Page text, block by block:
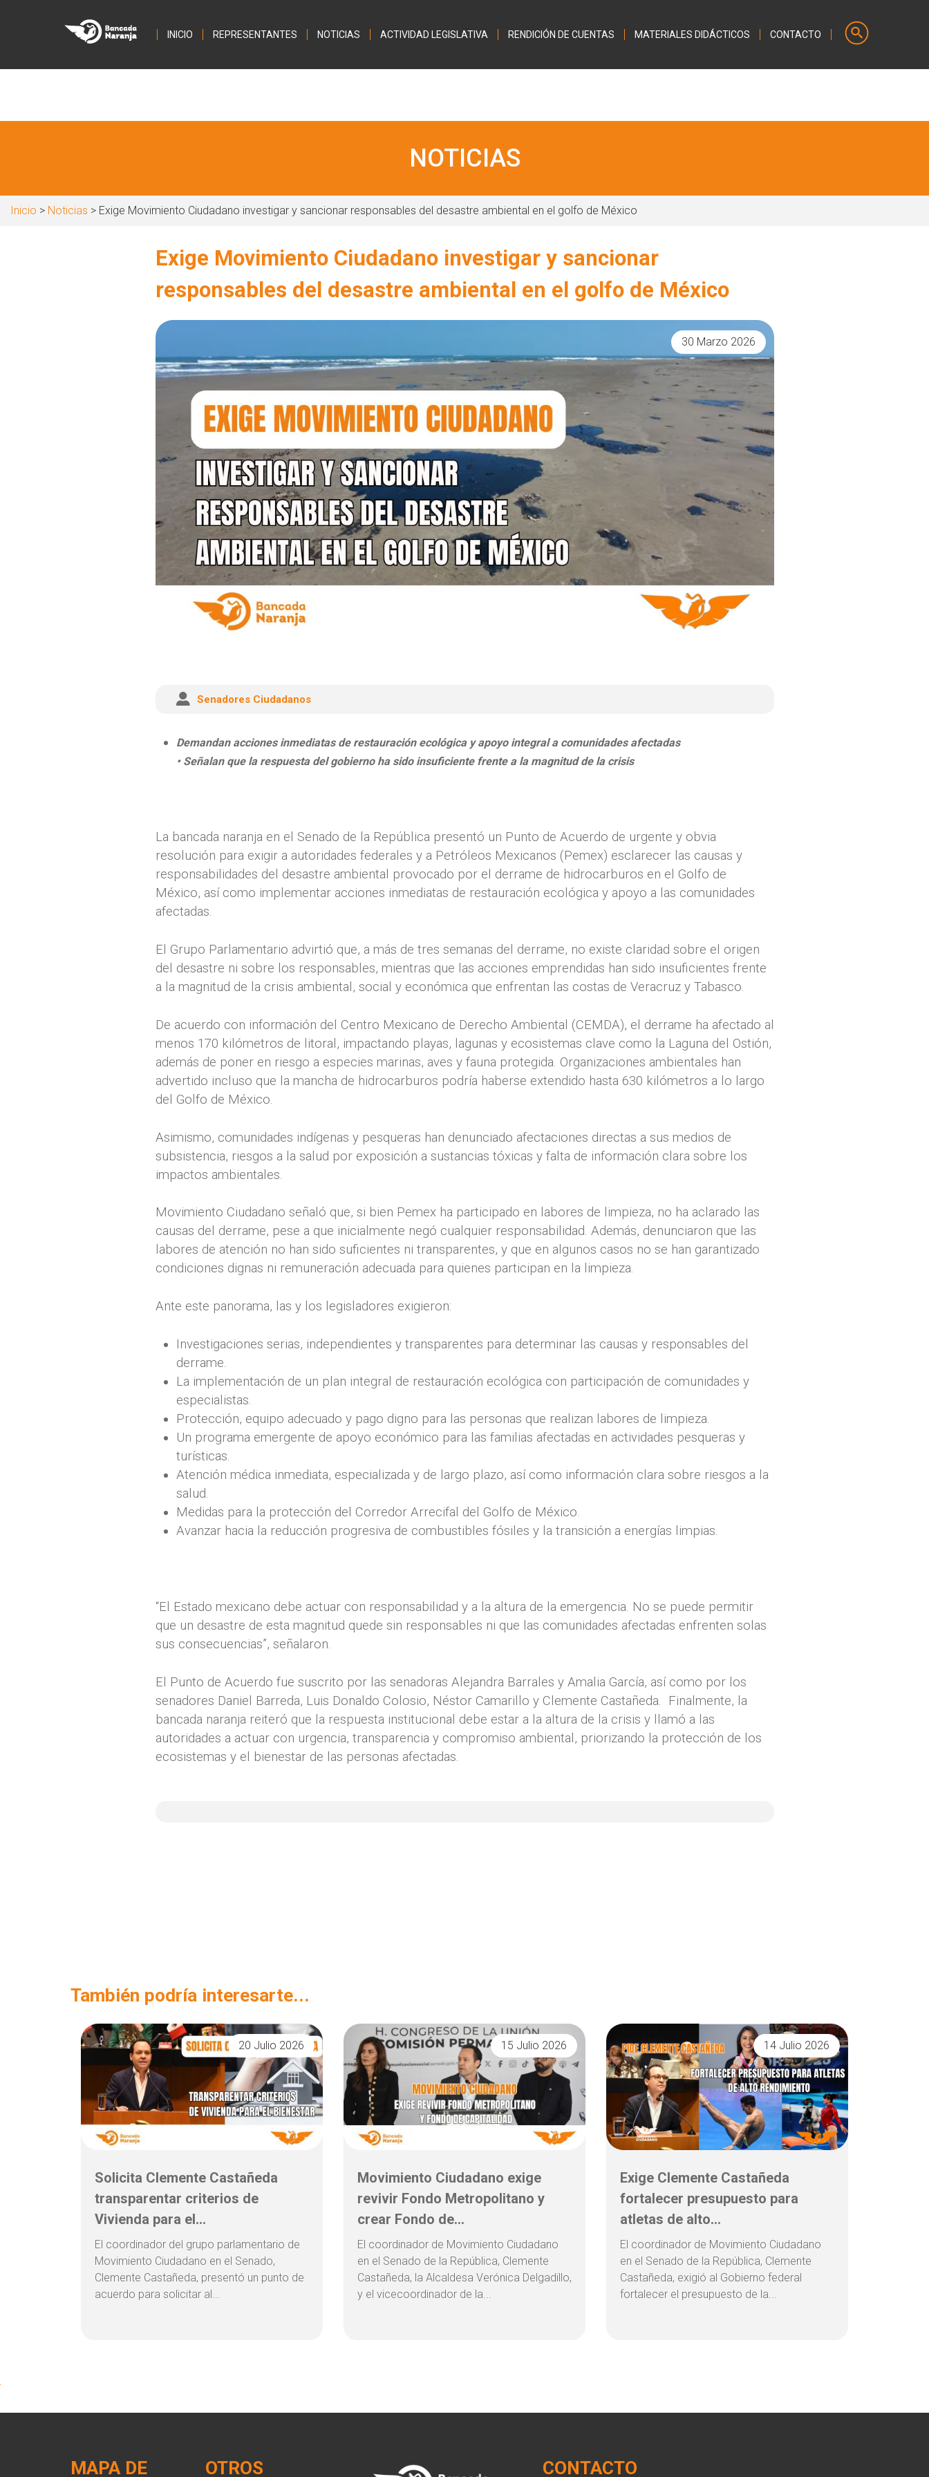
INICIO REPRESENTANTES NOTICIAS ACTIVIDAD LEGISLATIVA RENDICIÓN DE CUENTAS MATERIALES DIDÁCTICOS CONTACTO
NOTICIAS
Inicio > Noticias > Exige Movimiento Ciudadano investigar y sancionar responsables del desastre ambiental en el golfo de México
Exige Movimiento Ciudadano investigar y sancionar
responsables del desastre ambiental en el golfo de México
30 Marzo 2026
Senadores Ciudadanos
Demandan acciones inmediatas de restauración ecológica y apoyo integral a comunidades afectadas
• Señalan que la respuesta del gobierno ha sido insuficiente frente a la magnitud de la crisis
La bancada naranja en el Senado de la República presentó un Punto de Acuerdo de urgente y obvia
resolución para exigir a autoridades federales y a Petróleos Mexicanos (Pemex) esclarecer las causas y
responsabilidades del desastre ambiental provocado por el derrame de hidrocarburos en el Golfo de
México, así como implementar acciones inmediatas de restauración ecológica y apoyo a las comunidades
afectadas.
El Grupo Parlamentario advirtió que, a más de tres semanas del derrame, no existe claridad sobre el origen
del desastre ni sobre los responsables, mientras que las acciones emprendidas han sido insuficientes frente
a la magnitud de la crisis ambiental, social y económica que enfrentan las costas de Veracruz y Tabasco.
De acuerdo con información del Centro Mexicano de Derecho Ambiental (CEMDA), el derrame ha afectado al
menos 170 kilómetros de litoral, impactando playas, lagunas y ecosistemas clave como la Laguna del Ostión,
además de poner en riesgo a especies marinas, aves y fauna protegida. Organizaciones ambientales han
advertido incluso que la mancha de hidrocarburos podría haberse extendido hasta 630 kilómetros a lo largo
del Golfo de México.
Asimismo, comunidades indígenas y pesqueras han denunciado afectaciones directas a sus medios de
subsistencia, riesgos a la salud por exposición a sustancias tóxicas y falta de información clara sobre los
impactos ambientales.
Movimiento Ciudadano señaló que, si bien Pemex ha participado en labores de limpieza, no ha aclarado las
causas del derrame, pese a que inicialmente negó cualquier responsabilidad. Además, denunciaron que las
labores de atención no han sido suficientes ni transparentes, y que en algunos casos no se han garantizado
condiciones dignas ni remuneración adecuada para quienes participan en la limpieza.
Ante este panorama, las y los legisladores exigieron:
Investigaciones serias, independientes y transparentes para determinar las causas y responsables del
derrame.
La implementación de un plan integral de restauración ecológica con participación de comunidades y
especialistas.
Protección, equipo adecuado y pago digno para las personas que realizan labores de limpieza.
Un programa emergente de apoyo económico para las familias afectadas en actividades pesqueras y
turísticas.
Atención médica inmediata, especializada y de largo plazo, así como información clara sobre riesgos a la
salud.
Medidas para la protección del Corredor Arrecifal del Golfo de México.
Avanzar hacia la reducción progresiva de combustibles fósiles y la transición a energías limpias.
“El Estado mexicano debe actuar con responsabilidad y a la altura de la emergencia. No se puede permitir
que un desastre de esta magnitud quede sin responsables ni que las comunidades afectadas enfrenten solas
sus consecuencias”, señalaron.
El Punto de Acuerdo fue suscrito por las senadoras Alejandra Barrales y Amalia García, así como por los
senadores Daniel Barreda, Luis Donaldo Colosio, Néstor Camarillo y Clemente Castañeda. Finalmente, la
bancada naranja reiteró que la respuesta institucional debe estar a la altura de la crisis y llamó a las
autoridades a actuar con urgencia, transparencia y compromiso ambiental, priorizando la protección de los
ecosistemas y el bienestar de las personas afectadas.
También podría interesarte...
20 Julio 2026
Solicita Clemente Castañeda
transparentar criterios de
Vivienda para el...
El coordinador del grupo parlamentario de
Movimiento Ciudadano en el Senado,
Clemente Castañeda, presentó un punto de
acuerdo para solicitar al...
15 Julio 2026
Movimiento Ciudadano exige
revivir Fondo Metropolitano y
crear Fondo de...
El coordinador de Movimiento Ciudadano
en el Senado de la República, Clemente
Castañeda, la Alcaldesa Verónica Delgadillo,
y el vicecoordinador de la...
14 Julio 2026
Exige Clemente Castañeda
fortalecer presupuesto para
atletas de alto...
El coordinador de Movimiento Ciudadano
en el Senado de la República, Clemente
Castañeda, exigió al Gobierno federal
fortalecer el presupuesto de la...
MAPA DE OTROS CONTACTO